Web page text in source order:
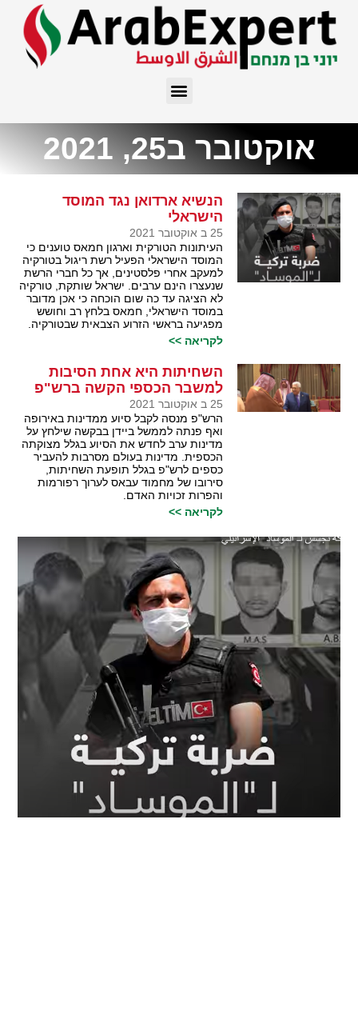
אוקטובר ב25, 2021
הנשיא ארדואן נגד המוסד
הישראלי
25 ב אוקטובר 2021
העיתונות הטורקית וארגון חמאס טוענים כי
המוסד הישראלי הפעיל רשת ריגול בטורקיה
למעקב אחרי פלסטינים, אך כל חברי הרשת
שנעצרו הינם ערבים. ישראל שותקת, טורקיה
לא הציגה עד כה שום הוכחה כי אכן מדובר
במוסד הישראלי, חמאס בלחץ רב וחושש
מפגיעה בראשי הזרוע הצבאית שבטורקיה.
לקריאה >>
השחיתות היא אחת הסיבות
למשבר הכספי הקשה ברש"פ
25 ב אוקטובר 2021
הרש"פ מנסה לקבל סיוע ממדינות באירופה
ואף פנתה לממשל ביידן בבקשה שילחץ על
מדינות ערב לחדש את הסיוע בגלל מצוקתה
הכספית. מדינות בעולם מסרבות להעביר
כספים לרש"פ בגלל תופעת השחיתות,
סירובו של מחמוד עבאס לערוך רפורמות
והפרות זכויות האדם.
לקריאה >>